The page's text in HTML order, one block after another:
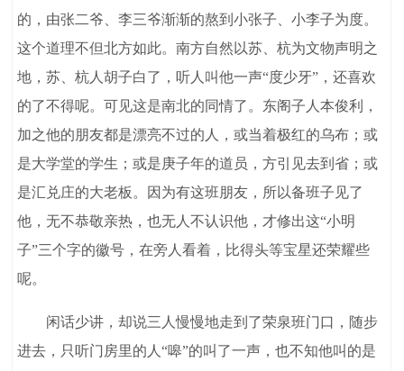
的，由张二爷、李三爷渐渐的熬到小张子、小李子为度。
这个道理不但北方如此。南方自然以苏、杭为文物声明之
地，苏、杭人胡子白了，听人叫他一声“度少牙”，还喜欢
的了不得呢。可见这是南北的同情了。东阁子人本俊利，
加之他的朋友都是漂亮不过的人，或当着极红的乌布；或
是大学堂的学生；或是庚子年的道员，方引见去到省；或
是汇兑庄的大老板。因为有这班朋友，所以备班子见了
他，无不恭敬亲热，也无人不认识他，才修出这“小明
子”三个字的徽号，在旁人看着，比得头等宝星还荣耀些
呢。
闲话少讲，却说三人慢慢地走到了荣泉班门口，随步
进去，只听门房里的人“嗥”的叫了一声，也不知他叫的是